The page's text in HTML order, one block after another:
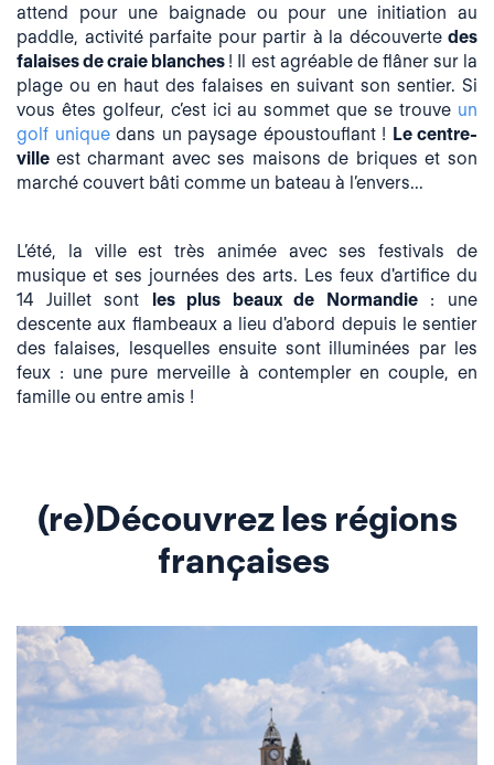
attend pour une baignade ou pour une initiation au
paddle, activité parfaite pour partir à la découverte des
falaises de craie blanches ! Il est agréable de flâner sur la
plage ou en haut des falaises en suivant son sentier. Si
vous êtes golfeur, c’est ici au sommet que se trouve un
golf uniquedans un paysage époustouflant ! Le centre-
ville est charmant avec ses maisons de briques et son
marché couvert bâti comme un bateau à l’envers...
L’été, la ville est très animée avec ses festivals de
musique et ses journées des arts. Les feux d'artifice du
14 Juillet sont les plus beaux de Normandie: une
descente aux flambeaux a lieu d'abord depuis le sentier
des falaises, lesquelles ensuite sont illuminées par les
feux : une pure merveille à contempler en couple, en
famille ou entre amis !
(re)Découvrez les régions
françaises